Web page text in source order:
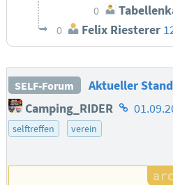
0
0 Felix Riesterer
SELF-Forum
Aktueller
Camping_RIDER Homepage
selftreffen verein